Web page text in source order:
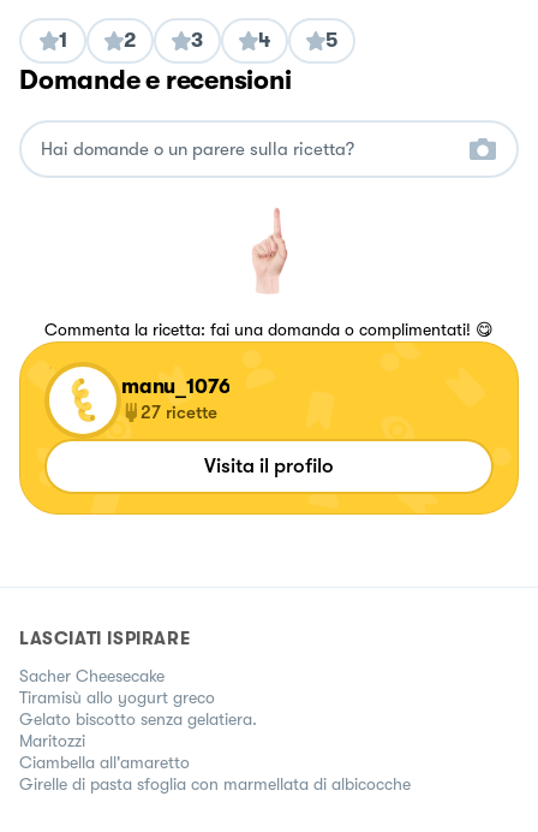
1 2 3 4 5
Domande e recensioni
Commenta la ricetta: fai una domanda o complimentati! 😋
manu_1076
27 ricette
Visita il profilo
LASCIATI ISPIRARE
Sacher Cheesecake
Tiramisù allo yogurt greco
Gelato biscotto senza gelatiera.
Maritozzi
Ciambella all'amaretto
Girelle di pasta sfoglia con marmellata di albicocche